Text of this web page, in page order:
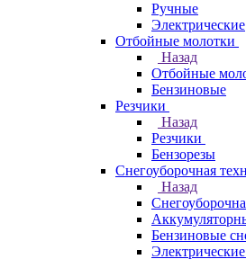
Ручные
Электрические
Отбойные молотки
Назад
Отбойные
Бензиновые
Резчики
Назад
Резчики
Бензорезы
Снегоуборочная
Назад
Бензиновые